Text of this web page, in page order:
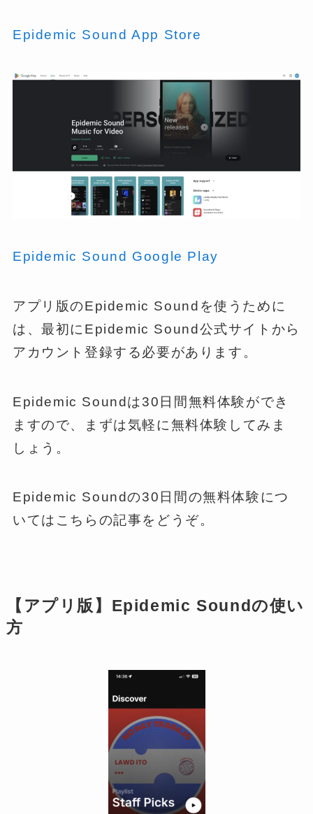
Epidemic Sound App Store
Epidemic Sound Google Play
アプリ版のEpidemic Soundを使うために
は、最初にEpidemic Sound公式サイトから
アカウント登録する必要があります。
Epidemic Soundは30日間無料体験ができ
ますので、まずは気軽に無料体験してみま
しょう。
Epidemic Soundの30日間の無料体験につ
いてはこちらの記事をどうぞ。
【アプリ版】Epidemic Soundの使い
方